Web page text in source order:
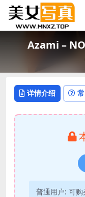
Azami –
详情介绍
普通用户: 可购